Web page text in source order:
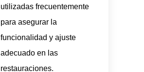
utilizadas frecuentemente
para asegurar la
funcionalidad y ajuste
adecuado en las
restauraciones.